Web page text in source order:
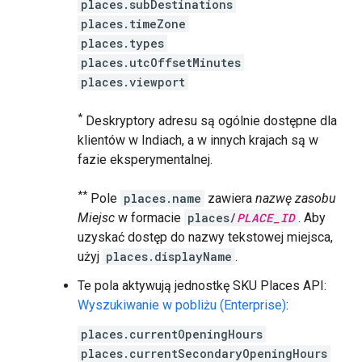
places.subDestinations
places.timeZone
places.types
places.utcOffsetMinutes
places.viewport
* Deskryptory adresu są ogólnie dostępne dla
klientów w Indiach, a w innych krajach są w
fazie eksperymentalnej.
** Pole places.name zawiera nazwę zasobu
Miejsc w formacie places/PLACE_ID . Aby
uzyskać dostęp do nazwy tekstowej miejsca,
użyj places.displayName .
Te pola aktywują jednostkę SKU Places API:
Wyszukiwanie w pobliżu (Enterprise):
places.currentOpeningHours
places.currentSecondaryOpeningHours